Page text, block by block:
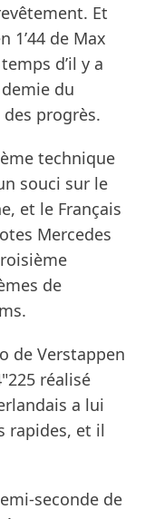
Et
1’44 de Max
d’il y a
du
progrès.
technique
souci sur le
et le Français
Mercedes
de
de Verstappen
réalisé
a lui
rapides, et il
seconde de